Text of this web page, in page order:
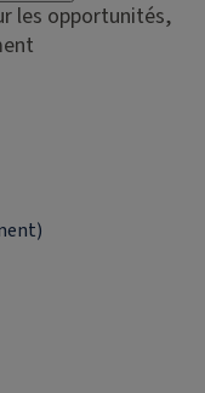
les opportunités,